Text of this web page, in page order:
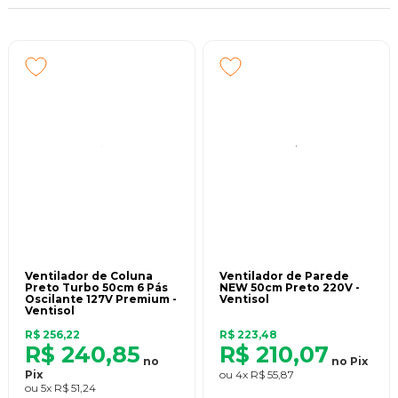
nos próximos anos novos desafios se apresentarão. Mas a
Junto a nossos parceiros e sempre pensando em todos nossos
clientes, a Ventisol vai crescer cada dia mais, energizada pelo
apoio de todos aqueles que acreditam em nossos ideais.
Ventilador de Coluna
Preto Turbo 50cm 6 Pás
Oscilante 127V Premium -
Ventisol
R$ 256,22
R$ 240,85 no
Pix
ou 5x R$ 51,24
Ventilador de Parede
NEW 50cm Preto 220V -
Ventisol
R$ 223,48
R$ 210,07 no Pix
ou 4x R$ 55,87